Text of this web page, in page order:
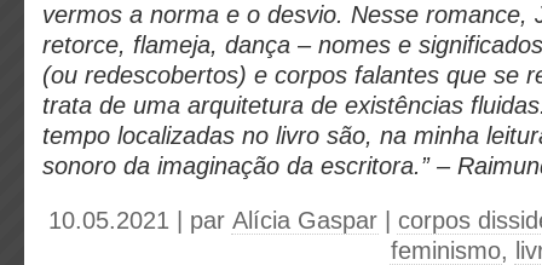
vermos a norma e o desvio. Nesse romance,
retorce, flameja, dança – nomes e
(ou redescobertos) e corpos falantes que se
trata de uma arquitetura de existências
tempo localizadas no livro são, na minha
sonoro da imaginação da escritora.” –
10.05.2021 | par Alícia Gaspar
corpos
feminismo,